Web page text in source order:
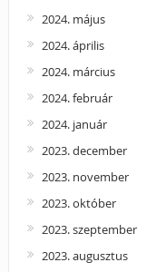
2024. május
2024. április
2024. március
2024. február
2024. január
2023. december
2023. november
2023. október
2023. szeptember
2023. augusztus